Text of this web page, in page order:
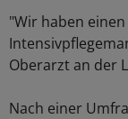
"Wir haben
Oberarzt an der
Nach einer